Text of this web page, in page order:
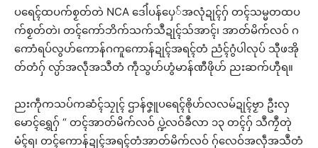
ပရေၚ်ထပက်စၟတ်တဲ NCA ဒေါံပန်ပှေ်အလုံဍုၚ်ဂှ် တၚ်သမ္မတထပ
က်စၟတ်တဲ၊ တၚ်ကော်ဘိက်သက်သဳဍုၚ်သ်အာၚ်၊ အာတ်မိက်လဝ် ဂ
ကောံရပ်လွဟ်ကောန်ဂကူကောန်ဍုၚ်အရၚ်တံ ညံၚ်ဂွံပါလုပ် သီုဖအို
တ်တံဂှ် လ္ပာ်အလဵုအသဳတံ ကဵုသွဟ်ဟွံမာန်ဏီဖိုဟ် ညးဆက်ဟီုရ။
ညးကဵုကသပ်ကဆံၚ်သၠုၚ် ဌာန်ဇၞူပရေၚ်ၜိုဟ်လလမ်ဍုၚ်ဗၟာ ဦးလှ
မောၚ်ရွှေဂှ် “ တၚ်အာတ်မိက်လဝ် ပ္ဍဲလဝ်ခဳလာ ၁၃ တၚ်ဂှ် သဳကၠဳတုဲ
မံၚ်ရ၊ တၚ်ကောန်ဍုၚ်အရၚ်တံအာတ်မိက်လဝ် ဂှ်လေဝ်အလဵုအသဳတံ